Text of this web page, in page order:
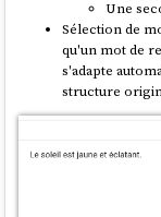
Beaucoup de
LLMs
situées au milieu
lost in the middle.
pertinents injectés
par le modèle.
GLM-5ne sont plus
contextes. Jusqu'en
les modèles non-
de début 2026 :
Une
Sélection de
qu'un mot de
s'adapte
structure